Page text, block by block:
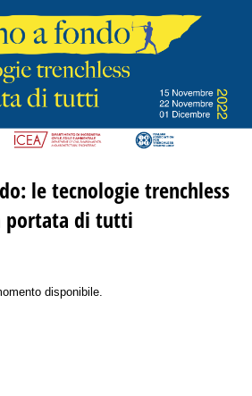
le tecnologie trenchless
portata di tutti
disponibile.